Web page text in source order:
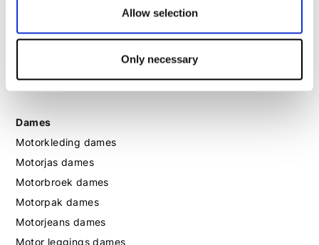
Allow selection
Only necessary
Motorhandschoenen heren
Motorschoenen heren
Dames
Motorkleding dames
Motorjas dames
Motorbroek dames
Motorpak dames
Motorjeans dames
Motor leggings dames